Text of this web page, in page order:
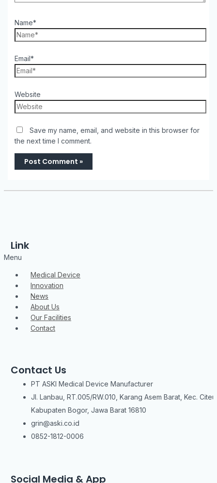
Name*
Email*
Website
Save my name, email, and website in this browser for
the next time I comment.
Link
Menu
Medical Device
Innovation
News
About Us
Our Facilities
Contact
Contact Us
PT ASKI Medical Device Manufacturer
Jl. Lanbau, RT.005/RW.010, Karang Asem Barat, Kec.
Kabupaten Bogor, Jawa Barat 16810
grin@aski.co.id
0852-1812-0006
Social Media & App